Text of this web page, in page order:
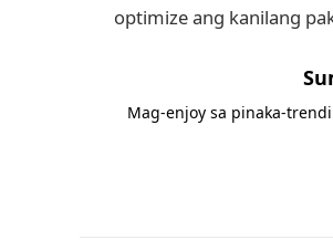
optimize ang kanilang
Mag-enjoy sa pinaka-